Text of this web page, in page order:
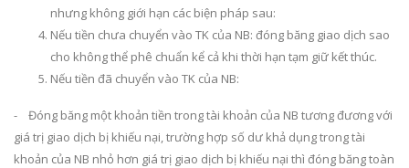
nhưng không giới hạn các biện pháp sau:
Nếu tiền chưa chuyển vào TK của NB: đóng băng giao dịch sao
cho không thể phê chuẩn kể cả khi thời hạn tạm giữ kết thúc.
Nếu tiền đã chuyển vào TK của NB:
- Đóng băng một khoản tiền trong tài khoản của NB tương đương với
giá trị giao dịch bị khiếu nại, trường hợp số dư khả dụng trong tài
khoản của NB nhỏ hơn giá trị giao dịch bị khiếu nại thì đóng băng toàn